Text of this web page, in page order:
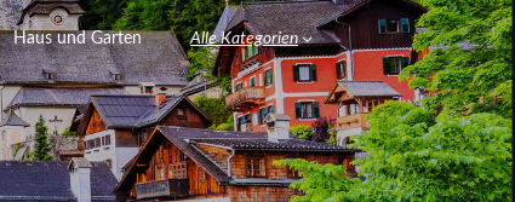
Haus und Garten Alle Kategorien